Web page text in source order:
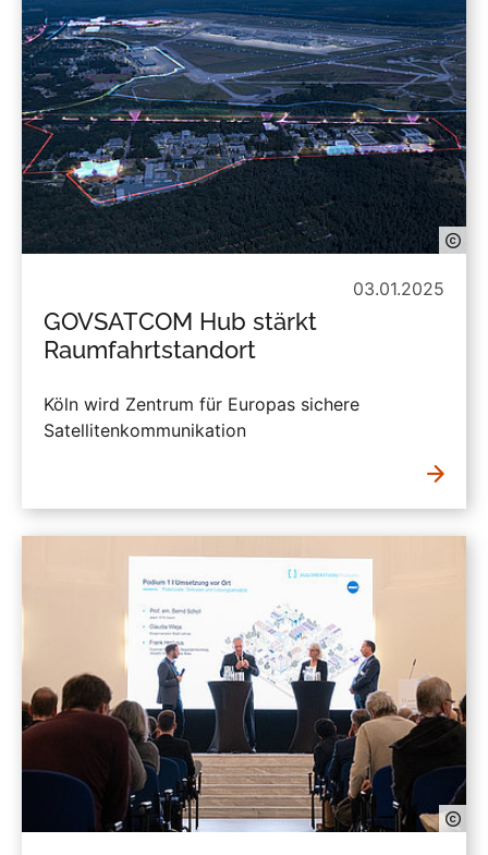
03.01.2025
GOVSATCOM Hub stärkt
Raumfahrtstandort
Köln wird Zentrum für Europas sichere
Satellitenkommunikation